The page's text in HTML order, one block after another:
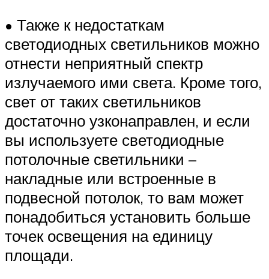
• Также к недостаткам
светодиодных светильников можно
отнести неприятный спектр
излучаемого ими света. Кроме того,
свет от таких светильников
достаточно узконаправлен, и если
вы используете светодиодные
потолочные светильники –
накладные или встроенные в
подвесной потолок, то вам может
понадобиться установить больше
точек освещения на единицу
площади.